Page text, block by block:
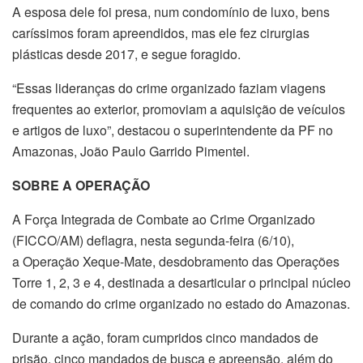
A esposa dele foi presa, num condomínio de luxo, bens
caríssimos foram apreendidos, mas ele fez cirurgias
plásticas desde 2017, e segue foragido.
“Essas lideranças do crime organizado faziam viagens
frequentes ao exterior, promoviam a aquisição de veículos
e artigos de luxo”, destacou o superintendente da PF no
Amazonas, João Paulo Garrido Pimentel.
SOBRE A OPERAÇÃO
A Força Integrada de Combate ao Crime Organizado
(FICCO/AM) deflagra, nesta segunda-feira (6/10),
a Operação Xeque-Mate, desdobramento das Operações
Torre 1, 2, 3 e 4, destinada a desarticular o principal núcleo
de comando do crime organizado no estado do Amazonas.
Durante a ação, foram cumpridos cinco mandados de
prisão, cinco mandados de busca e apreensão, além do